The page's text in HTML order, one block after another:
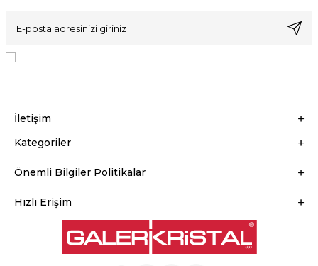
İletişim
Kategoriler
Önemli Bilgiler Politikalar
Hızlı Erişim